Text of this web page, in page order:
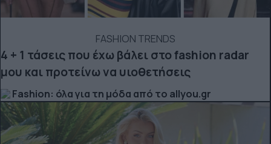
FASHION TRENDS
4 + 1 τάσεις που έχω βάλει στο fashion radar
μου και προτείνω να υιοθετήσεις
Fashion: όλα για τη μόδα από το allyou.gr